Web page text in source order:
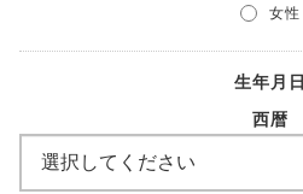
女性
生年月日
西暦